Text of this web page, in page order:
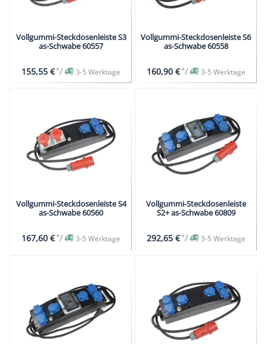
Vollgummi-Steckdosenleiste S3
as-Schwabe 60557
155,55 €*/ 3-5 Werktage
Vollgummi-Steckdosenleiste S6
as-Schwabe 60558
160,90 €*/ 3-5 Werktage
Vollgummi-Steckdosenleiste S4
as-Schwabe 60560
167,60 €*/ 3-5 Werktage
Vollgummi-Steckdosenleiste
S2+ as-Schwabe 60809
292,65 €*/ 3-5 Werktage